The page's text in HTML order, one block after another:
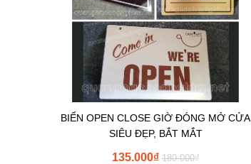
BIỂN OPEN CLOSE GIỜ ĐÓNG MỞ CỬA
SIÊU ĐẸP, BẮT MẮT
₫
180.000
₫
135.000